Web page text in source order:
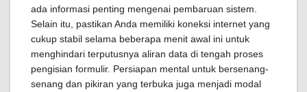
ada informasi penting mengenai pembaruan sistem.
Selain itu, pastikan Anda memiliki koneksi internet yang
cukup stabil selama beberapa menit awal ini untuk
menghindari terputusnya aliran data di tengah proses
pengisian formulir. Persiapan mental untuk bersenang-
senang dan pikiran yang terbuka juga menjadi modal